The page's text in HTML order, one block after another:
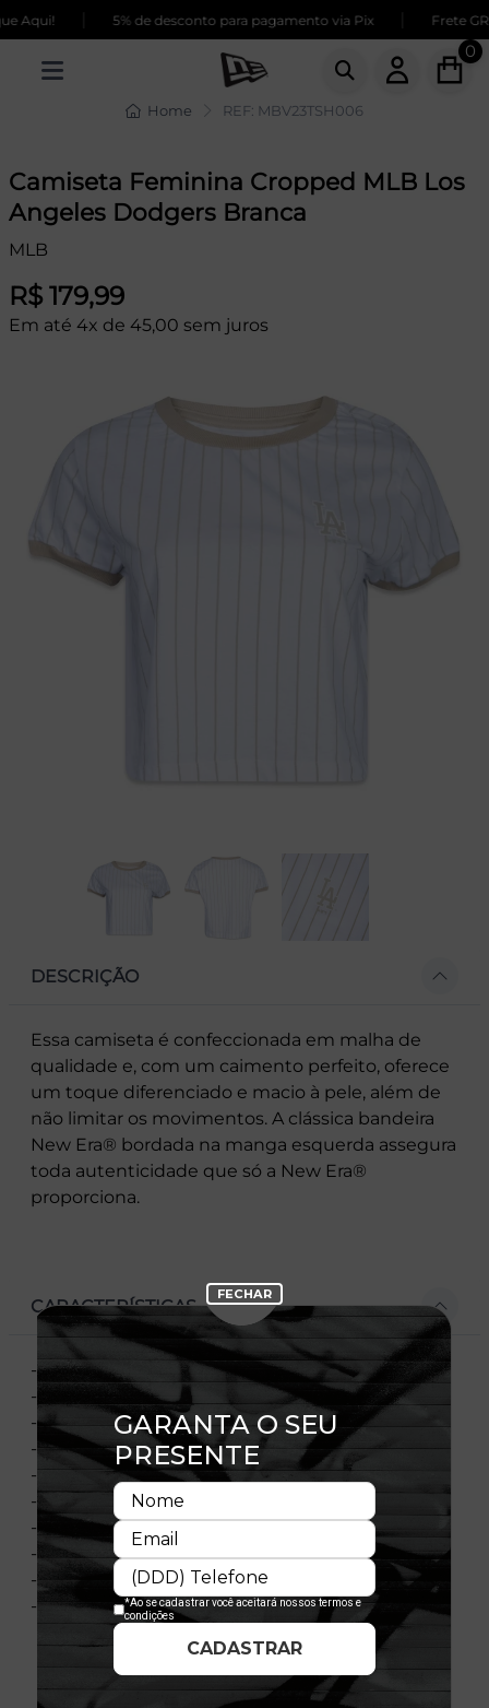
Aqui! 5% de desconto para pagamento via Pix Frete
0
Home REF: MBV23TSH006
Camiseta Feminina Cropped MLB Los
Angeles Dodgers Branca
MLB
R$ 179,99
Em até 4x de 45,00 sem juros
DESCRIÇÃO
Essa camiseta é confeccionada em malha de
qualidade e, com um caimento perfeito, oferece
um toque diferenciado e macio à pele, além de
não limitar os movimentos. A clássica bandeira
New Era® bordada na manga esquerda assegura
toda autenticidade que só a New Era®
proporciona.
CARACTERÍSTICAS
- Manga Curta
- Gola Careca
- Estampa Frontal do Lado Esquerdo do Peito
- Listras Estampadas
- Gola e Punho Contrastante
- Flag Bordada
- Material: Malha
- Composição: 100% Algodão
- Nacional
- Licença Oficial